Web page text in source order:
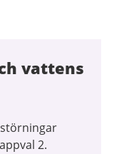
vattens
2.